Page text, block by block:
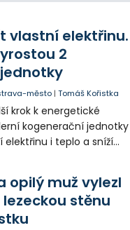
vlastní elektřinu.
2
město |Tomáš Kořistka
krok k energetické
kogenerační jednotky
elektřinu i teplo a sníží
opilý muž vylezl
stěnu